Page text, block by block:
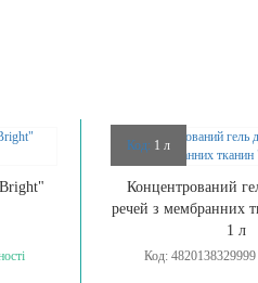
Код: 1 л
Концентрований
речей з мембранних
1 л
Код: 4820138329999